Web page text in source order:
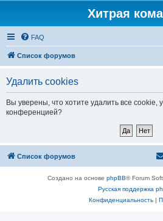
Хитрая
FAQ
Список форумов
Удалить cookies
Вы уверены, что хотите удалить все cookie,
конференцией?
Список форумов
Создано на основе phpBB® Forum
Русская поддержка
Конфиденциальность|